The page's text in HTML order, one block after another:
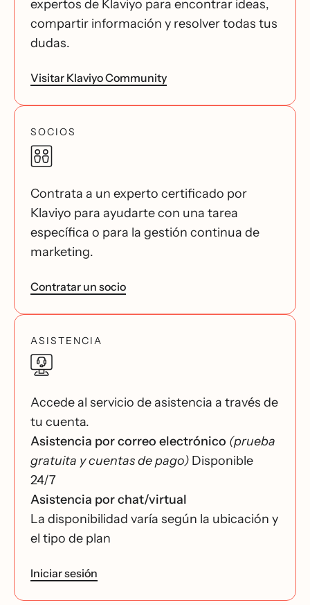
expertos de Klaviyo para encontrar ideas,
compartir información y resolver todas tus
dudas.
Visitar Klaviyo Community
SOCIOS
Contrata a un experto certificado por
Klaviyo para ayudarte con una tarea
específica o para la gestión continua de
marketing.
Contratar un socio
ASISTENCIA
Accede al servicio de asistencia a través de
tu cuenta.
Asistencia por correo electrónico (prueba
gratuita y cuentas de pago) Disponible
24/7
Asistencia por chat/virtual
La disponibilidad varía según la ubicación y
el tipo de plan
Iniciar sesión